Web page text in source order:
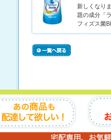
新しくなり
題の成分「
フィズス菌